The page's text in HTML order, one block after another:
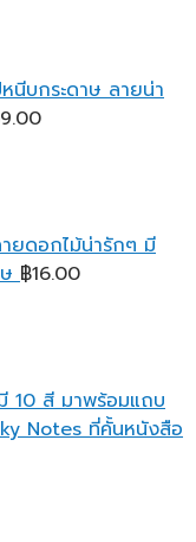
นีบกระดาษ ลายน่า
ยดอกไม้น่ารักๆ มี
฿16.00
10 สี มาพร้อมแถบ
Notes ที่คั้นหนังสือ